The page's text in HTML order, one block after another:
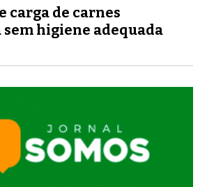
carga de carnes
higiene adequada